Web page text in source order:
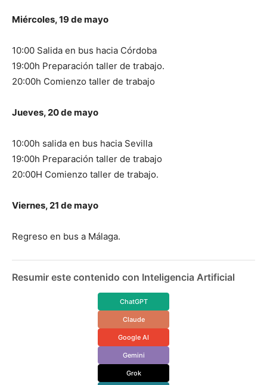
Miércoles, 19 de mayo
10:00 Salida en bus hacia Córdoba
19:00h Preparación taller de trabajo.
20:00h Comienzo taller de trabajo
Jueves, 20 de mayo
10:00h salida en bus hacia Sevilla
19:00h Preparación taller de trabajo
20:00H Comienzo taller de trabajo.
Viernes, 21 de mayo
Regreso en bus a Málaga.
Resumir este contenido con Inteligencia Artificial
ChatGPT
Claude
Google AI
Gemini
Grok